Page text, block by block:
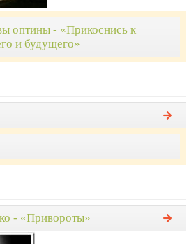
оптины - «Прикоснись к
и будущего»
- «Привороты»